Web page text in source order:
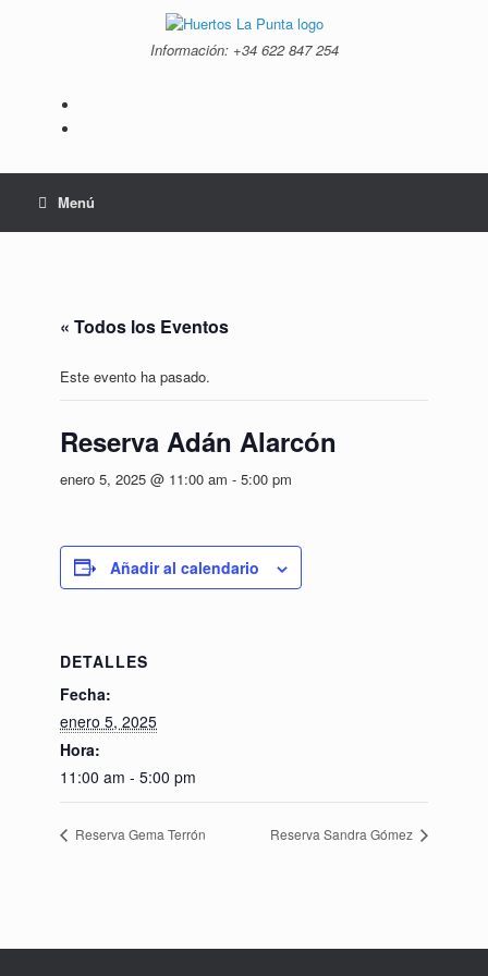
Información: +34 ‭622 847 254‬
Menú
« Todos los Eventos
Este evento ha pasado.
Reserva Adán Alarcón
enero 5, 2025 @ 11:00 am - 5:00 pm
Añadir al calendario
DETALLES
Fecha:
enero 5, 2025
Hora:
11:00 am - 5:00 pm
Reserva Gema Terrón Reserva Sandra Gómez